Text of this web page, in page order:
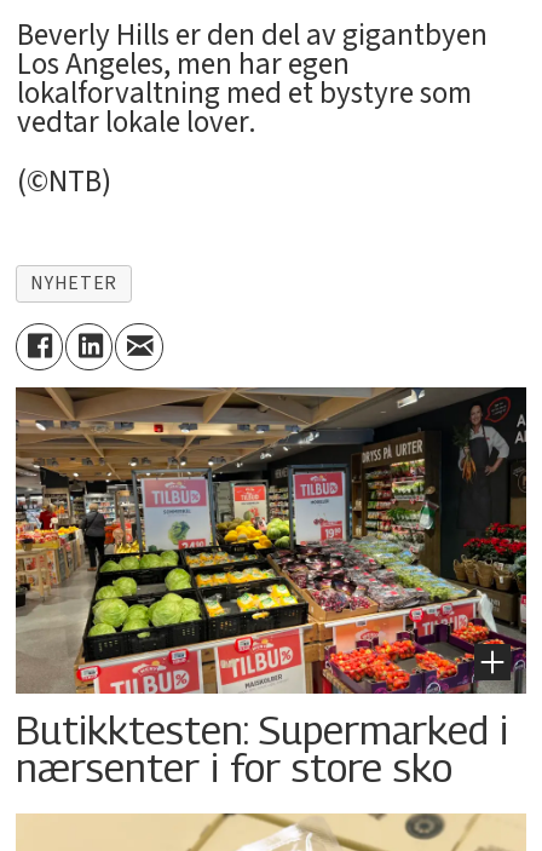
Beverly Hills er den del av gigantbyen
Los Angeles, men har egen
lokalforvaltning med et bystyre som
vedtar lokale lover.
(©NTB)
NYHETER
Butikktesten: Supermarked i
nærsenter i for store sko